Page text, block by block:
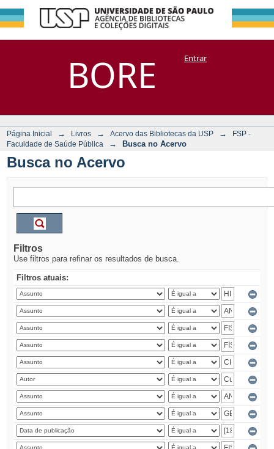
BORE
Busca no Acervo
DSpace/Manakin + CoriscoEntrar
Página Inicial → Livros → Acervo das Bibliotecas da USP →
FSP -
Faculdade de Saúde Pública
→ Busca no Acervo
Busca no Acervo
Filtros
Use filtros para refinar os resultados de busca.
Filtros atuais: